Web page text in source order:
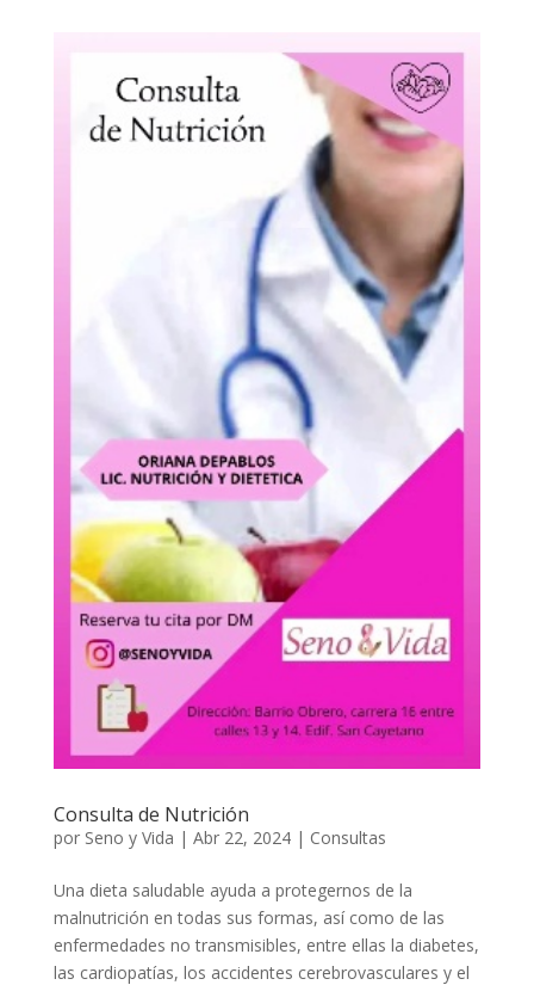
Consulta de Nutrición
por Seno y Vida | Abr 22, 2024| Consultas
Una dieta saludable ayuda a protegernos de la
malnutrición en todas sus formas, así como de las
enfermedades no transmisibles, entre ellas la diabetes,
las cardiopatías, los accidentes cerebrovasculares y el